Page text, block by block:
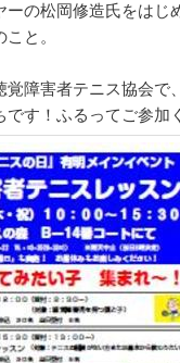
ーの松岡修造氏をは
と。
覚障害者テニス協会で
す！ふるってご参加